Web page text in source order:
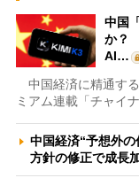
中国
か？
AI…
中国経済に精通す
ミアム連載「チャイ
中国経済“予想外
方針の修正で成長